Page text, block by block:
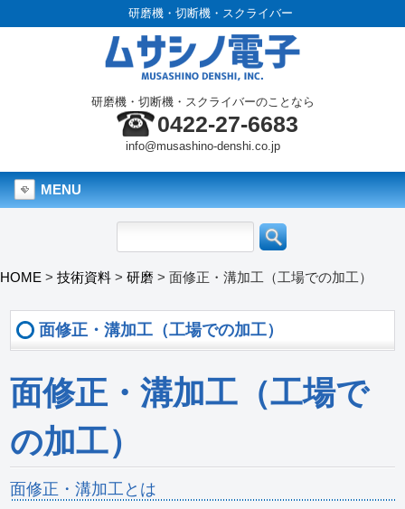
研磨機・切断機・スクライバー
研磨機・切断機・スクライバーのことなら
0422-27-6683
info@musashino-denshi.co.jp
MENU
HOME > 技術資料 > 研磨 > 面修正・溝加工（工場での加工）
面修正・溝加工（工場での加工）
面修正・溝加工（工場で
の加工）
面修正・溝加工とは